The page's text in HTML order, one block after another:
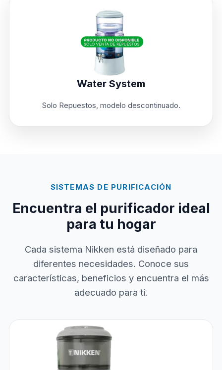
Water System
Solo Repuestos, modelo descontinuado.
SISTEMAS DE PURIFICACIÓN
Encuentra el purificador ideal
para tu hogar
Cada sistema Nikken está diseñado para
diferentes necesidades. Conoce sus
características, beneficios y encuentra el más
adecuado para ti.